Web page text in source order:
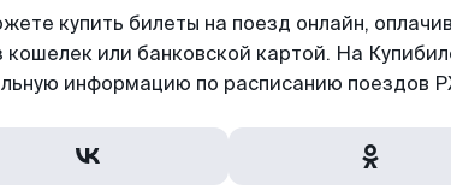
купить билеты на поезд онлайн,
кошелек или банковской картой. На
информацию по расписанию поездов